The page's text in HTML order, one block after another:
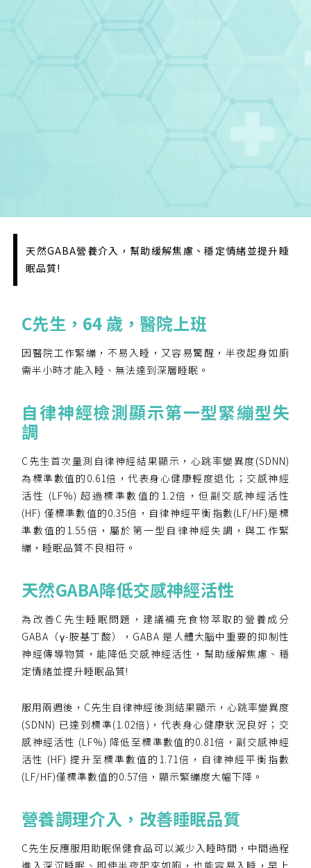
天然GABA營養介入，幫助緩解焦慮、穩定情緒並提升睡
眠品質!
C先生 ， 64 歲，醫院上班
因醫院工作緊繃，不易入睡，又容易驚醒，半夜起身如廁
需半小時才能入睡、無法達到深層睡眠。
自律神經檢測顯示第一型緊繃型失
調
C先生首次量測自律神經結果顯示，心跳率變異度(SDNN)
為標準數值的0.61倍，代表身心健康輕度退化；交感神經
活性 (LF%) 超過標準數值的1.2倍，但副交感神經活性
(HF) 僅標準數值的0.35倍，自律神經平衡指數(LF/HF)是標
準數值的1.55倍，屬於第一型自律神經失調，與工作緊
繃，睡眠品質不良相符。
天然GABA降低交感神經活性
為改善C先生睡眠問題，建議補充食物萃取的營養成分
GABA（γ-胺基丁酸），GABA 是人體大腦中重要的抑制性
神經傳導物質，能降低交感神經活性，幫助緩解焦慮、穩
定情緒並提升睡眠品質!
服用兩週後，C先生自律神經後測結果顯示，心跳率變異度
(SDNN) 已達到標準(1.02倍)，代表身心健康狀況良好；交
感神經活性 (LF%) 降低至標準數值的0.81倍，副交感神經
活性 (HF) 提升至標準數值的1.71倍，自律神經平衡指數
(LF/HF)僅標準數值的0.57倍，顯示緊繃度大幅下降。
營養調理介入 ， 改善睡眠品質
C先生反應服用助眠保健食品可以減少入睡時間，中間過程
進入深沉睡眠、即使半夜起來如廁，也能容易入睡，早上
您已成功送出會員申請
您好，您的會員申請，已成功送出，經本協會理事
會審核通過後即通知您進行繳費，繳費資訊如下
【會費】
個人會員:
入會費新臺幣1200元，於會員入會時繳納；常年會
費1200元，於每年度繳納。
團體會員:
入會費新臺幣3000元，於會員入會時繳納；常年會
戶名: 社團法人台灣自律神經健康培訓暨發展協會
帳號: 003-03-501566-2
銀行: (013) 國泰世華 南京東路分行